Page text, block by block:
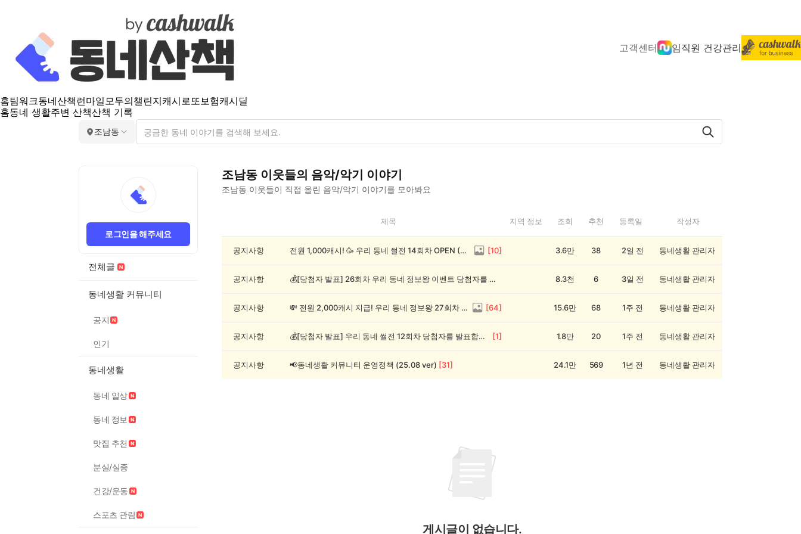
고객센터 임직원 건강관리
홈팀워크동네산책 런마일모두의챌린지캐시로또보험캐시딜
홈동네 생활주변 산책산책 기록
조남동
로그인을 해주세요
전체글
동네생활 커뮤니티
공지
인기
동네생활
동네 일상
동네 정보
맛집 추천
분실/실종
건강/운동
스포츠 관람
조남동 이웃들의 음악/악기 이야기
조남동 이웃들이 직접 올린 음악/악기 이야기를 모아봐요
동
제목 지역 정보 조회 추천 등록일 작성자
공지사항 전원 1,000캐시! 🥳 우리 동네 썰전 14회차 OPEN (~8/17) [10] 3.6만 38 2일 전 동네생활 관리자
공지사항 💰[당첨자 발표] 26회차 우리 동네 정보왕 이벤트 당첨자를 발표합니다! 8.3천 6 3일 전 동네생활 관리자
공지사항 💸 전원 2,000캐시 지급! 우리 동네 정보왕 27회차 (~8/10) [64] 15.6만 68 1주 전 동네생활 관리자
공지사항 💰[당첨자 발표] 우리 동네 썰전 12회차 당첨자를 발표합니다! [1] 1.8만 20 1주 전 동네생활 관리자
공지사항 📢동네생활 커뮤니티 운영정책 (25.08 ver) [31] 24.1만 569 1년 전 동네생활 관리자
게시글이 없습니다.